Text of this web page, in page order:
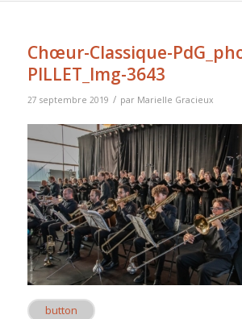
Chœur-Classique-
PILLET_Img-3643
27 septembre 2019 / par Marielle Gracieux
button